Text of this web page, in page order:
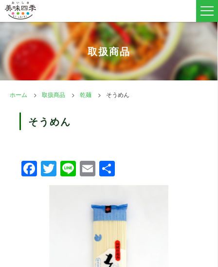
取扱商品
ホーム 取扱商品 乾麺 そうめん
そうめん
F
a
T
wi
Li
n
E
m
ail
有